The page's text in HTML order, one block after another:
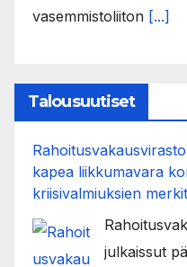
vasemmistoliiton [...]
Talousuutiset
kapea liikkumavara
kriisivalmiuksien
julkaissut